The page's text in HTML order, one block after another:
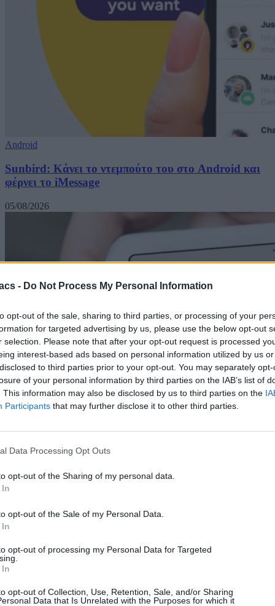
- Do Not Process My Personal Information
opt-out of the sale, sharing to third parties, or processing of your
for targeted advertising by us, please use the below opt-out
selection. Please note that after your opt-out request is processed
interest-based ads based on personal information utilized by us
to third parties prior to your opt-out. You may separately
of your personal information by third parties on the IAB’s list of
This information may also be disclosed by us to third parties on the
Participants that may further disclose it to other third parties.
Data Processing Opt Outs
opt-out of the Sharing of my personal data.
opt-out of the Sale of my Personal Data.
opt-out of processing my Personal Data for Targeted
opt-out of Collection, Use, Retention, Sale, and/or Sharing
Data that Is Unrelated with the Purposes for which it
Android
Sunbird: Κάνει το ντεμπούτο του στο Android και
φέρνει το iMessage
05/08/2026
Technology
Μην φεύγετε αμέσως μετά την πληρωμή σε POS με
Google Wallet
05/08/2026